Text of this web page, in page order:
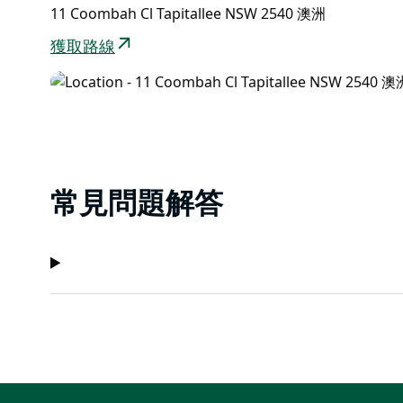
11 Coombah Cl Tapitallee NSW 2540 澳洲
獲取路線
常見問題解答